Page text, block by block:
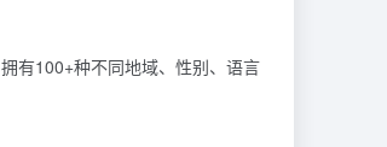
拥有100+种不同地域、性别、语言